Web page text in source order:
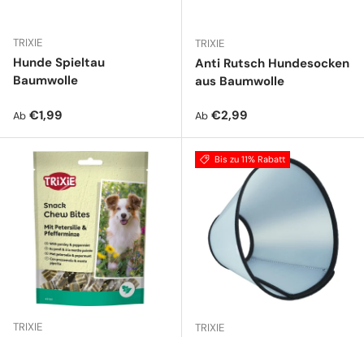
TRIXIE
Hunde Spieltau
Baumwolle
Normaler Preis
Ab €1,99
TRIXIE
Anti Rutsch Hundesocken
aus Baumwolle
Normaler Preis
Ab €2,99
TRIXIE
Bis zu 11% Rabatt
TRIXIE